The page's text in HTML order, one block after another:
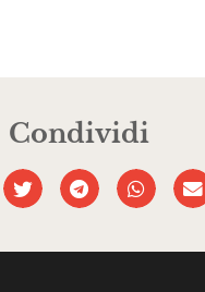
Condividi